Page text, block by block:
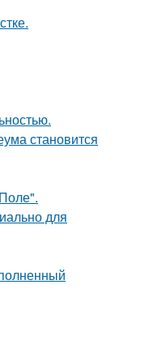
становится
для